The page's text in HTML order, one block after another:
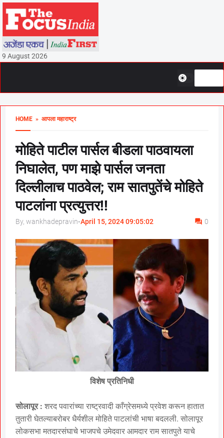
9 August 2026
HOME » आपला महाराष्ट्र
मोहिते पाटील पार्सल बीडला पाठवायला
निघालेत, पण माझे पार्सल जनता
दिल्लीलाच पाठवेल; राम सातपुतेंचे मोहिते
पाटलांना प्रत्युत्तर!!
By, wankhadepravin-April 15, 2024 09:05:02 0
विशेष प्रतिनिधी
सोलापूर : शरद पवारांच्या राष्ट्रवादी काँग्रेसमध्ये प्रवेश करून हातात
तुतारी घेतल्याबरोबर धैर्यशील मोहिते पाटलांची भाषा बदलली. सोलापूर
लोकसभा मतदारसंघाचे भाजपचे उमेदवार आमदार राम सातपुते याचे